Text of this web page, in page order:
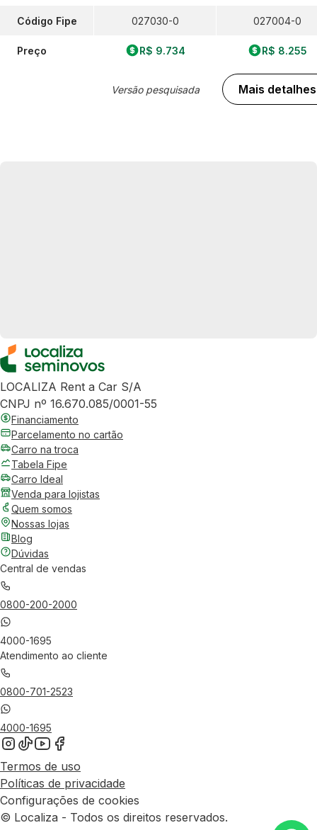
Código Fipe
Preço
027030-0
R$ 9.734
Versão pesquisada
027004-0
R$ 8.255
Mais detalhes
LOCALIZA Rent a Car S/A
CNPJ nº 16.670.085/0001-55
Financiamento
Parcelamento no cartão
Carro na troca
Tabela Fipe
Carro Ideal
Venda para lojistas
Quem somos
Nossas lojas
Blog
Dúvidas
Central de vendas
0800-200-2000
4000-1695
Atendimento ao cliente
0800-701-2523
4000-1695
Termos de uso
Políticas de privacidade
Configurações de cookies
© Localiza - Todos os direitos reservados.